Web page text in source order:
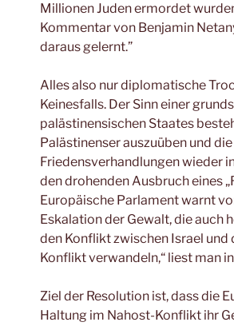
Millionen Juden ermordet
Kommentar von Benjamin
daraus gelernt.”
Alles also nur diplomatische
Keinesfalls. Der Sinn einer
palästinensischen Staates
Palästinenser auszuüben und
Friedensverhandlungen wieder
den drohenden Ausbruch eines
Europäische Parlament warnt
Eskalation der Gewalt, die auch
den Konflikt zwischen Israel und
Konflikt verwandeln,“ liest man
Ziel der Resolution ist, dass die
Haltung im Nahost-Konflikt ihr